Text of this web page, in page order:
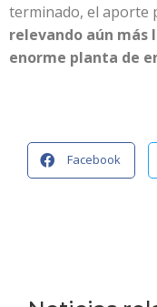
terminado, el aporte
relevando aún más
enorme planta de
Facebook